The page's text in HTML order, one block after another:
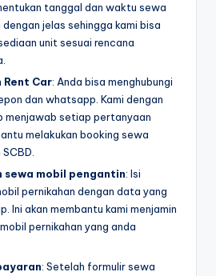
tanggal dan waktu sewa
jelas sehingga kami bisa
unit sesuai rencana
Rent Car: Anda bisa menghubungi
dan whatsapp. Kami dengan
menjawab setiap pertanyaan
melakukan booking sewa
sewa mobil pengantin: Isi
pernikahan dengan data yang
Ini akan membantu kami menjamin
pernikahan yang anda
: Setelah formulir sewa